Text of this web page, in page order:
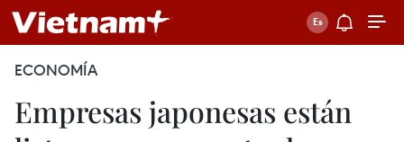
ECONOMÍA
Empresas japonesas están